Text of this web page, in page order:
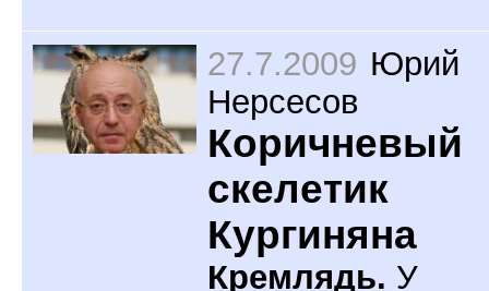
27.7.2009 Юрий
Нерсесов
Коричневый
скелетик
Кургиняна
Кремлядь. У